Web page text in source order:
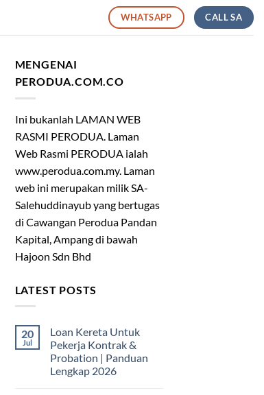
WHATSAPP CALL SA
MENGENAI
PERODUA.COM.CO
Ini bukanlah LAMAN WEB
RASMI PERODUA. Laman
Web Rasmi PERODUA ialah
www.perodua.com.my. Laman
web ini merupakan milik SA-
Salehuddinayub yang bertugas
di Cawangan Perodua Pandan
Kapital, Ampang di bawah
Hajoon Sdn Bhd
LATEST POSTS
20
Jul
Loan Kereta Untuk
Pekerja Kontrak &
Probation | Panduan
Lengkap 2026